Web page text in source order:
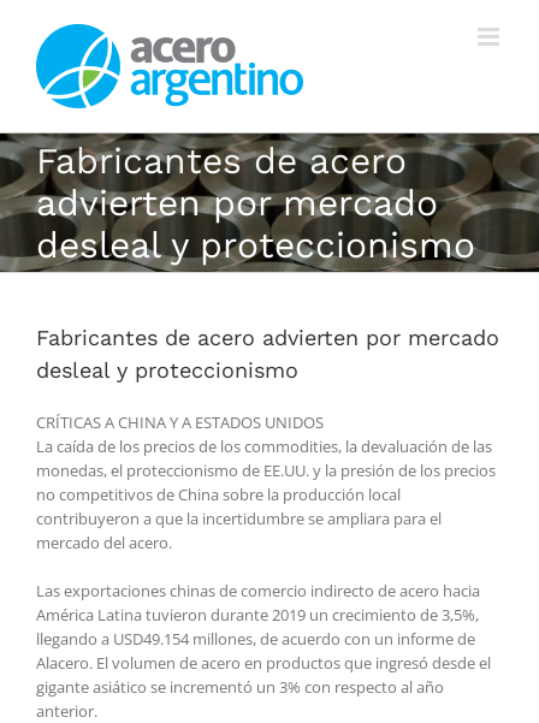
contenido
Fabricantes de acero
advierten por mercado
desleal y proteccionismo
Fabricantes de acero advierten por mercado
desleal y proteccionismo
CRÍTICAS A CHINA Y A ESTADOS UNIDOS
La caída de los precios de los commodities, la devaluación de las
monedas, el proteccionismo de EE.UU. y la presión de los precios
no competitivos de China sobre la producción local
contribuyeron a que la incertidumbre se ampliara para el
mercado del acero.
Las exportaciones chinas de comercio indirecto de acero hacia
América Latina tuvieron durante 2019 un crecimiento de 3,5%,
llegando a USD49.154 millones, de acuerdo con un informe de
Alacero. El volumen de acero en productos que ingresó desde el
gigante asiático se incrementó un 3% con respecto al año
anterior.